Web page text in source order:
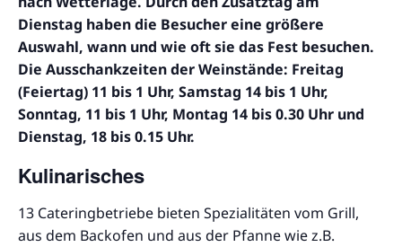
Dienstag haben die Besucher eine größere
Auswahl, wann und wie oft sie das Fest besuchen.
Die Ausschankzeiten der Weinstände: Freitag
(Feiertag) 11 bis 1 Uhr, Samstag 14 bis 1 Uhr,
Sonntag, 11 bis 1 Uhr, Montag 14 bis 0.30 Uhr und
Dienstag, 18 bis 0.15 Uhr.
Kulinarisches
13 Cateringbetriebe bieten Spezialitäten vom Grill,
aus dem Backofen und aus der Pfanne wie z.B.